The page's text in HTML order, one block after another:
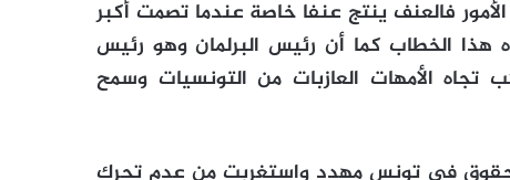
فالعنف ينتج عنفا خاصة عندما تصمت أكبر
هذا الخطاب كما أن رئيس البرلمان وهو رئيس
تجاه الأمهات العازبات من التونسيات وسمح
في تونس مهدد واستغربت من عدم تحرك